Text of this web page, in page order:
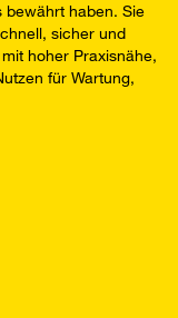
bewährt haben. Sie
sicher und
hoher Praxisnähe,
für Wartung,